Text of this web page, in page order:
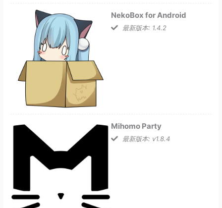
NekoBox for Android
最新版本: 1.4.2
Mihomo Party
最新版本: v1.8.4